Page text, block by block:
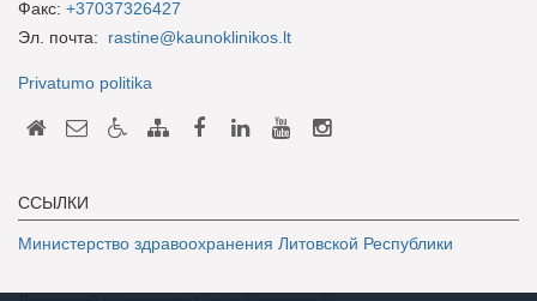
Факс: +37037326427
Эл. почта: rastine@kaunoklinikos.lt
Privatumo politika
ССЫЛКИ
Министерство здравоохранения Литовской Республики